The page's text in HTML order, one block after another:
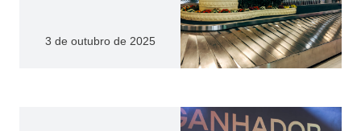
3 de outubro de 2025